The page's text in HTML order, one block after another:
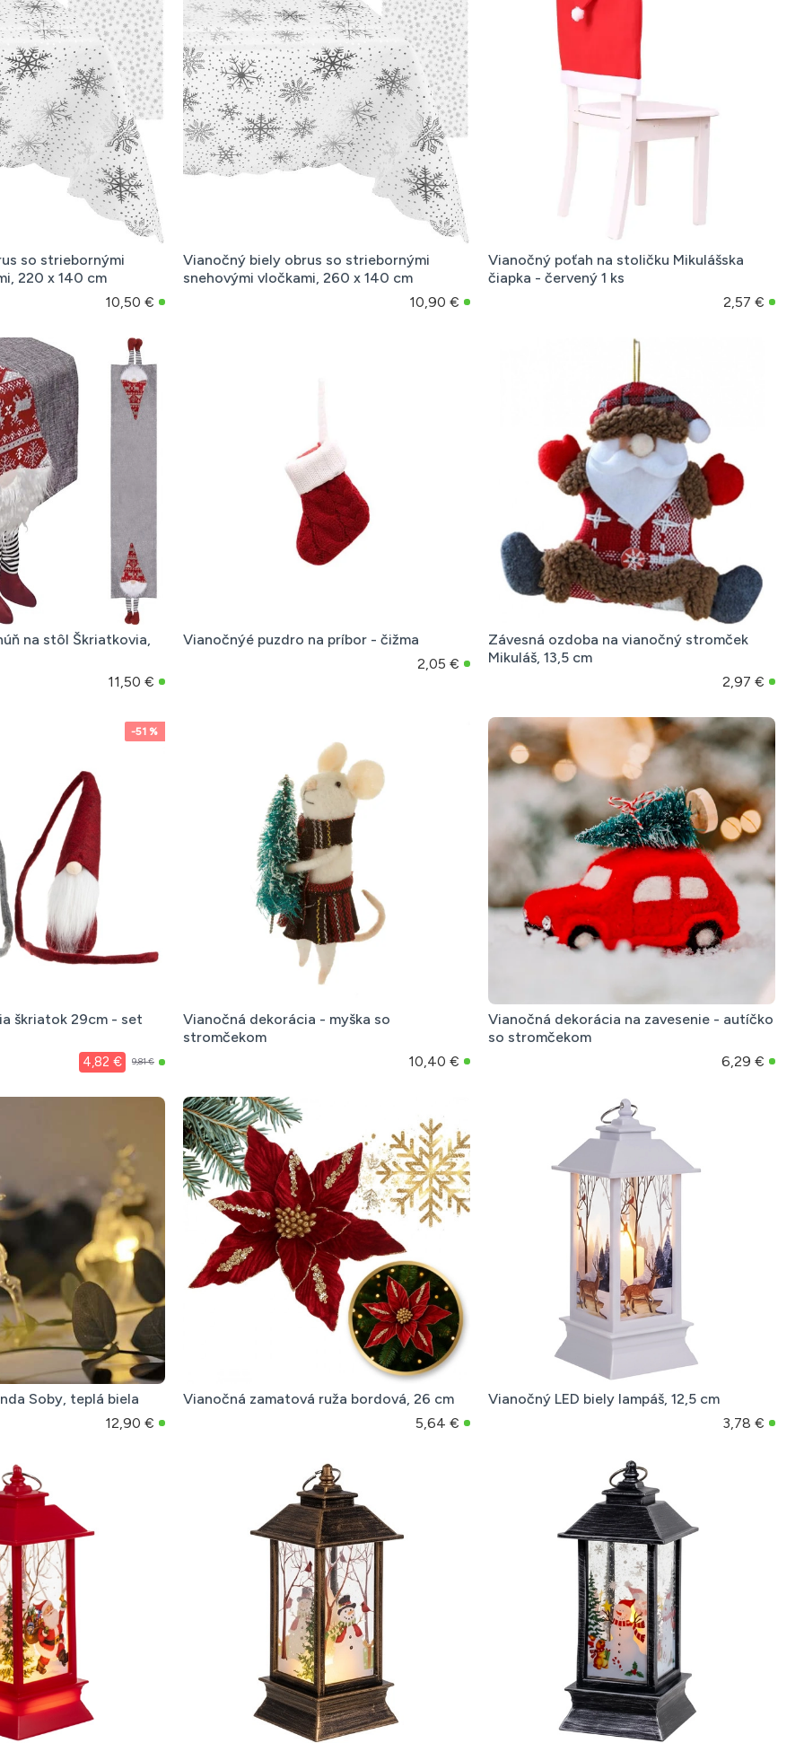
so striebornými
220 x 140 cm
10,50 €
Vianočný biely obrus so striebornými
snehovými vločkami, 260 x 140 cm
10,90 €
Vianočný poťah na stoličku Mikulášska
čiapka - červený 1 ks
2,57 €
na stôl Škriatkovia,
11,50 €
Vianočnýé puzdro na príbor - čižma
2,05 €
Závesná ozdoba na vianočný stromček
Mikuláš, 13,5 cm
2,97 €
-51 %
škriatok 29cm - set
4,82 € 9,81 €
Vianočná dekorácia - myška so
stromčekom
10,40 €
Vianočná dekorácia na zavesenie - autíčko
so stromčekom
6,29 €
Soby, teplá biela
12,90 €
Vianočná zamatová ruža bordová, 26 cm
5,64 €
Vianočný LED biely lampáš, 12,5 cm
3,78 €